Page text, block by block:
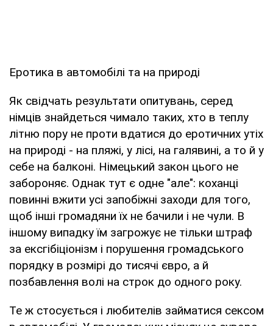
Еротика в автомобілі та на природі
Як свідчать результати опитувань, серед
німців знайдеться чимало таких, хто в теплу
літню пору не проти вдатися до еротичних утіх
на природі - на пляжі, у лісі, на галявині, а то й у
себе на балконі. Німецький закон цього не
забороняє. Однак тут є одне "але": коханці
повинні вжити усі запобіжні заходи для того,
щоб інші громадяни їх не бачили і не чули. В
іншому випадку їм загрожує не тільки штраф
за ексгібіціонізм і порушення громадського
порядку в розмірі до тисячі євро, а й
позбавлення волі на строк до одного року.
Те ж стосується і любителів займатися сексом